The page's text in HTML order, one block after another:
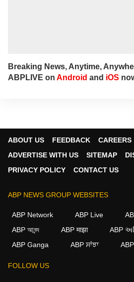
Breaking News, Anytime,
ABPLIVE on Android and iOS
ABOUT US FEEDBACK
CAREERS
ADVERTISE WITH US
SITEMAP
PRIVACY POLICY
CONTACT US
ABP NEWS GROUP WEBSITES
ABP Network ABP Live
ABP আনন্দ
ABP माझा
ABP
ABP Ganga
ABP ਸਾਂਝਾ
FOLLOW US